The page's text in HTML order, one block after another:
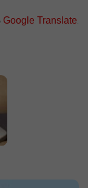
Google Translate .